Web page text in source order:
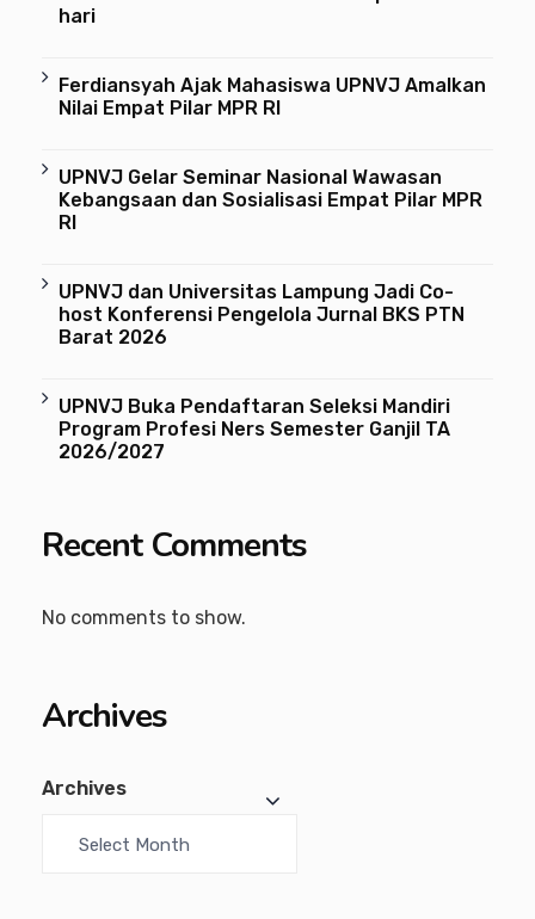
hari
Ferdiansyah Ajak Mahasiswa UPNVJ Amalkan
Nilai Empat Pilar MPR RI
UPNVJ Gelar Seminar Nasional Wawasan
Kebangsaan dan Sosialisasi Empat Pilar MPR
RI
UPNVJ dan Universitas Lampung Jadi Co-
host Konferensi Pengelola Jurnal BKS PTN
Barat 2026
UPNVJ Buka Pendaftaran Seleksi Mandiri
Program Profesi Ners Semester Ganjil TA
2026/2027
Recent Comments
No comments to show.
Archives
Archives